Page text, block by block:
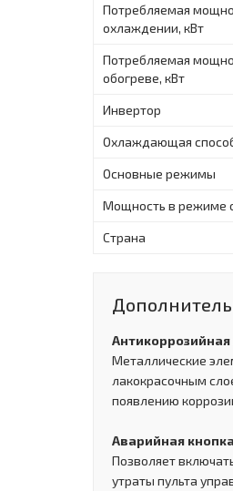
Потребляемая
охлаждении, кВт
Потребляемая
обогреве, кВт
Инвертор
Охлаждающая
Основные режимы
Мощность в режиме
Страна
Металлические
лакокрасочным
появлению
Аварийная кнопка
Позволяет
утраты пульта